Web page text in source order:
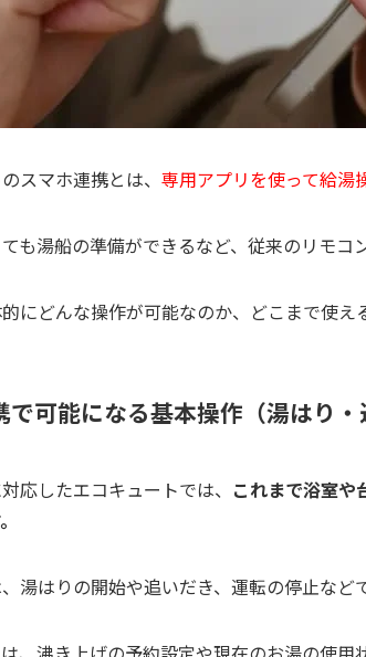
スマホ連携とは、 専用アプリを使って給湯
も湯船の準備ができるなど、従来のリモコ
にどんな操作が可能なのか、どこまで使え
で可能になる基本操作（湯はり・
応したエコキュートでは、 これまで浴室や
湯はりの開始や追いだき、運転の停止などで